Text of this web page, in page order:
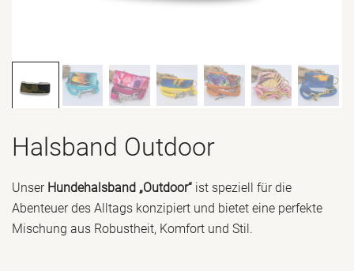
Halsband Outdoor
Unser Hundehalsband „Outdoor“ ist speziell für die
Abenteuer des Alltags konzipiert und bietet eine perfekte
Mischung aus Robustheit, Komfort und Stil.